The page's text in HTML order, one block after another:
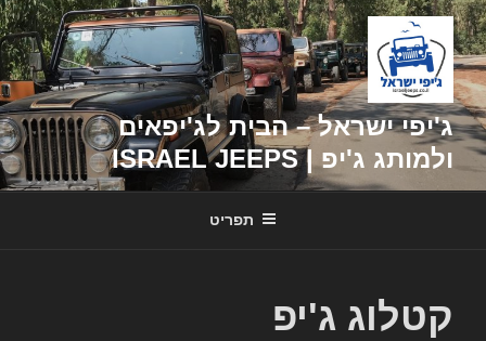
דילוג
לתוכן
ג'יפי ישראל – הבית לג'יפאים
ולמותג ג'יפ | ISRAEL JEEPS
תפריט
קטלוג ג'יפ